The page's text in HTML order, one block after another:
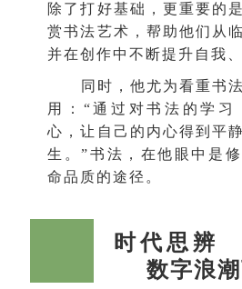
除了打好基础，更重要的
赏书法艺术，帮助他们从
并在创作中不断提升自我
同时，他尤为看重书
用：“通过对书法的学习
心，让自己的内心得到平
生。”书法，在他眼中是
命品质的途径。
时代
数字浪